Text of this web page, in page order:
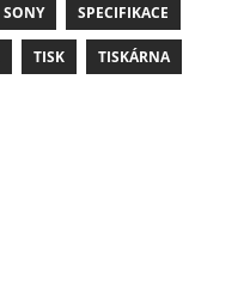
SONY SPECIFIKACE
TISK TISKÁRNA